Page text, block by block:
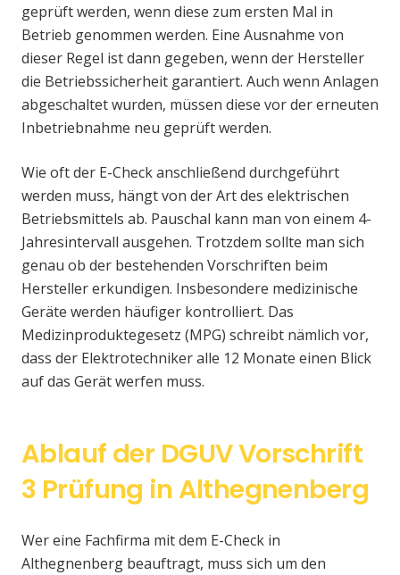
geprüft werden, wenn diese zum ersten Mal in
Betrieb genommen werden. Eine Ausnahme von
dieser Regel ist dann gegeben, wenn der Hersteller
die Betriebssicherheit garantiert. Auch wenn Anlagen
abgeschaltet wurden, müssen diese vor der erneuten
Inbetriebnahme neu geprüft werden.
Wie oft der E-Check anschließend durchgeführt
werden muss, hängt von der Art des elektrischen
Betriebsmittels ab. Pauschal kann man von einem 4-
Jahresintervall ausgehen. Trotzdem sollte man sich
genau ob der bestehenden Vorschriften beim
Hersteller erkundigen. Insbesondere medizinische
Geräte werden häufiger kontrolliert. Das
Medizinproduktegesetz (MPG) schreibt nämlich vor,
dass der Elektrotechniker alle 12 Monate einen Blick
auf das Gerät werfen muss.
Ablauf der DGUV Vorschrift
3 Prüfung in Althegnenberg
Wer eine Fachfirma mit dem E-Check in
Althegnenberg beauftragt, muss sich um den